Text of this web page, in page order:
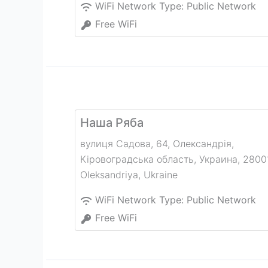
WiFi Network Type: Public Network
Free WiFi
Наша Ряба
вулиця Садова, 64, Олександрія,
Кіровоградська область, Украина,
Oleksandriya, Ukraine
WiFi Network Type: Public Network
Free WiFi